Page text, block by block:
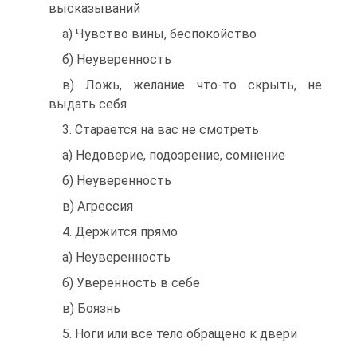
высказываний
а) Чувство вины, беспокойство
б) Неуверенность
в) Ложь, желание что-то скрыть, не
выдать себя
3. Старается на вас не смотреть
а) Недоверие, подозрение, сомнение
б) Неуверенность
в) Агрессия
4. Держится прямо
а) Неуверенность
б) Уверенность в себе
в) Боязнь
5. Ноги или всё тело обращено к двери